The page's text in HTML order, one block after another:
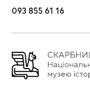
093 855 61 16